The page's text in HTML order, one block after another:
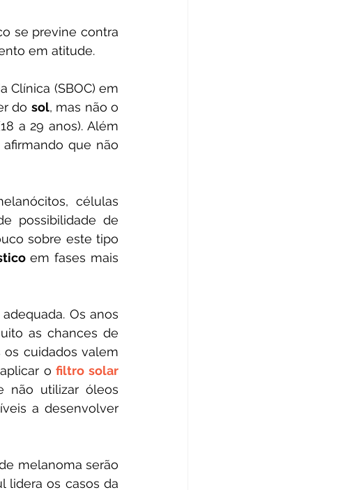
se previne contra
em atitude.
Clínica (SBOC) em
do sol, mas não o
a 29 anos). Além
afirmando que não
células
sobre este tipo
em fases mais
Os anos
as chances de
cuidados valem
o filtro solar
não utilizar óleos
a desenvolver
melanoma serão